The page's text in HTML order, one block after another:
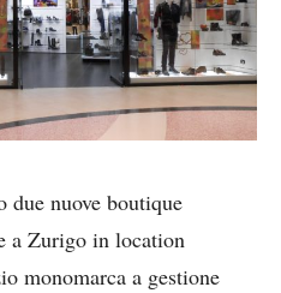
due nuove boutique
a Zurigo in location
monomarca a gestione